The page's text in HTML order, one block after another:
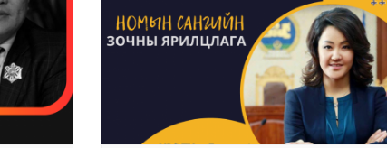
Маркетинг инновацийн
тасаг
Олон нийтэд үйлчлэх
тасаг
Салбар номын сангууд
Хан-Уул дүүрэг дэх
салбар номын сан
үйлчилгээ
СОЁЛ
ТӨВ
сэлбэн